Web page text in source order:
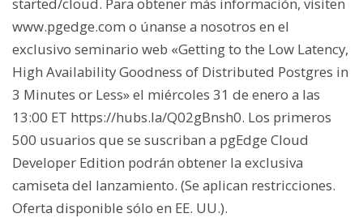
www.pgedge.com o únanse a nosotros en el
exclusivo seminario web «Getting to the Low Latency,
High Availability Goodness of Distributed Postgres in
3 Minutes or Less» el miércoles 31 de enero a las
13:00 ET https://hubs.la/Q02gBnsh0. Los primeros
500 usuarios que se suscriban a pgEdge Cloud
Developer Edition podrán obtener la exclusiva
camiseta del lanzamiento. (Se aplican restricciones.
Oferta disponible sólo en EE. UU.).